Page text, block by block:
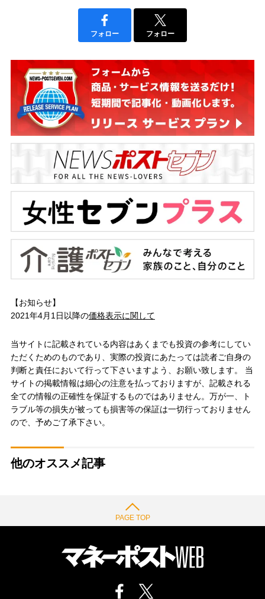
フォロー フォロー
【お知らせ】
2021年4月1日以降の価格表示に関して
当サイトに記載されている内容はあくまでも投資の参考にしてい
ただくためのものであり、実際の投資にあたっては読者ご自身の
判断と責任において行って下さいますよう、お願い致します。 当
サイトの掲載情報は細心の注意を払っておりますが、記載される
全ての情報の正確性を保証するものではありません。万が一、ト
ラブル等の損失が被っても損害等の保証は一切行っておりません
ので、予めご了承下さい。
他のオススメ記事
PAGE TOP